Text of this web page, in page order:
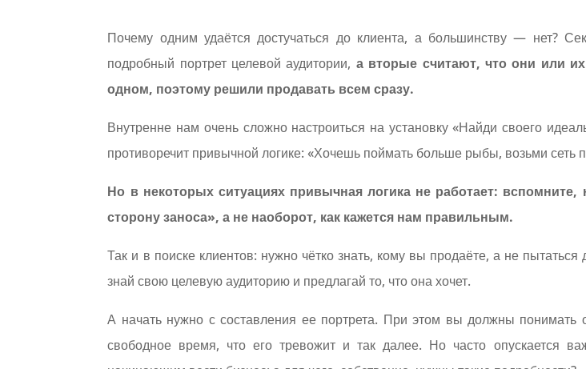
Почему одним удаётся достучаться до клиента, а большинству — нет?
подробный портрет целевой аудитории, а вторые считают, что они или
одном, поэтому решили продавать всем сразу.
Внутренне нам очень сложно настроиться на установку «Найди своего
противоречит привычной логике: «Хочешь поймать больше рыбы, возьми сеть
Но в некоторых ситуациях привычная логика не работает:
сторону заноса», а не наоборот, как кажется нам правильным.
Так и в поиске клиентов: нужно чётко знать, кому вы продаёте, а не
знай свою целевую аудиторию и предлагай то, что она хочет.
А начать нужно с составления ее портрета. При этом вы должны понимать
свободное время, что его тревожит и так далее. Но часто опускается